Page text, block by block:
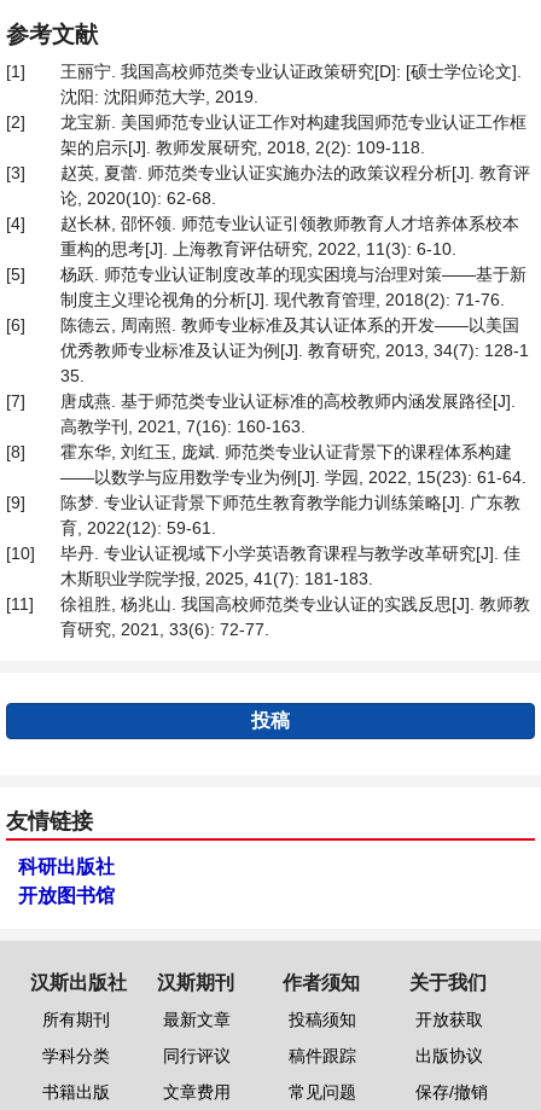
参考文献
[1]
王丽宁. 我国高校师范类专业认证政策研究[D]: [硕士学位论文].
沈阳: 沈阳师范大学, 2019.
[2]
龙宝新. 美国师范专业认证工作对构建我国师范专业认证工作框
架的启示[J]. 教师发展研究, 2018, 2(2): 109-118.
[3]
赵英, 夏蕾. 师范类专业认证实施办法的政策议程分析[J]. 教育评
论, 2020(10): 62-68.
[4]
赵长林, 邵怀领. 师范专业认证引领教师教育人才培养体系校本
重构的思考[J]. 上海教育评估研究, 2022, 11(3): 6-10.
[5]
杨跃. 师范专业认证制度改革的现实困境与治理对策——基于新
制度主义理论视角的分析[J]. 现代教育管理, 2018(2): 71-76.
[6]
陈德云, 周南照. 教师专业标准及其认证体系的开发——以美国
优秀教师专业标准及认证为例[J]. 教育研究, 2013, 34(7): 128-1
35.
[7]
唐成燕. 基于师范类专业认证标准的高校教师内涵发展路径[J].
高教学刊, 2021, 7(16): 160-163.
[8]
霍东华, 刘红玉, 庞斌. 师范类专业认证背景下的课程体系构建
——以数学与应用数学专业为例[J]. 学园, 2022, 15(23): 61-64.
[9]
陈梦. 专业认证背景下师范生教育教学能力训练策略[J]. 广东教
育, 2022(12): 59-61.
[10]
毕丹. 专业认证视域下小学英语教育课程与教学改革研究[J]. 佳
木斯职业学院学报, 2025, 41(7): 181-183.
[11]
徐祖胜, 杨兆山. 我国高校师范类专业认证的实践反思[J]. 教师教
育研究, 2021, 33(6): 72-77.
投稿
友情链接
科研出版社
开放图书馆
汉斯出版社
所有期刊
学科分类
书籍出版
汉斯期刊
最新文章
同行评议
文章费用
作者须知
投稿须知
稿件跟踪
常见问题
关于我们
开放获取
出版协议
保存/撤销